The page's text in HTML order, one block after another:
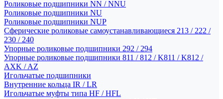
Роликовые подшипники NN / NNU
Роликовые подшипники NU
Роликовые подшипники NUP
Сферические роликовые самоустанавливающиеся 213 / 222 /
230 / 240
Упорные роликовые подшипники 292 / 294
Упорные роликовые подшипники 811 / 812 / K811 / K812 /
AXK / AZ
Игольчатые подшипники
Внутренние кольца IR / LR
Игольчатые муфты типа HF / HFL